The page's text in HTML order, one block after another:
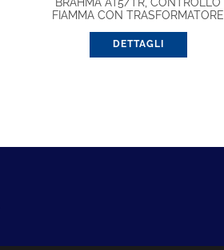
FIAMMA CON TRASFORMATORE
DETTAGLI